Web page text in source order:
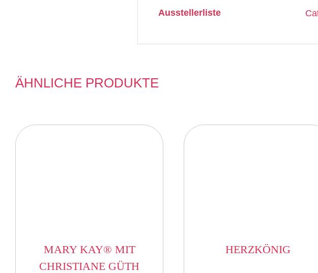
Ausstellerliste
ÄHNLICHE PRODUKTE
MARY KAY® MIT
CHRISTIANE GÜTH
HERZKÖNIG